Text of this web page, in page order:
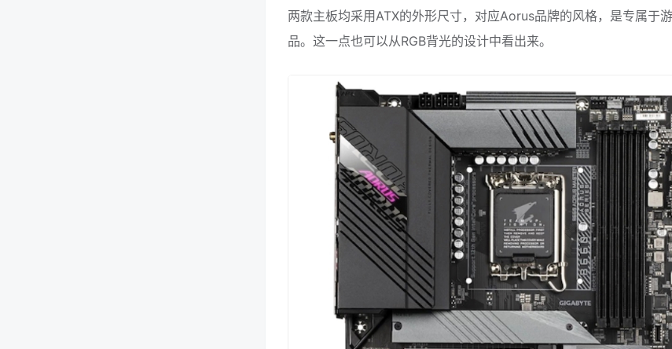
两款主板均采用ATX的外形尺寸，对应Aorus品牌的风格，是专属于
品。这一点也可以从RGB背光的设计中看出来。